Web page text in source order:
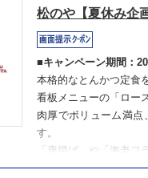
松のや【夏休み企
■キャンペーン期間：
本格的なとんかつ定食
看板メニューの「ロー
肉厚でボリューム満点
す。
「唐揚げ」や「海老フ